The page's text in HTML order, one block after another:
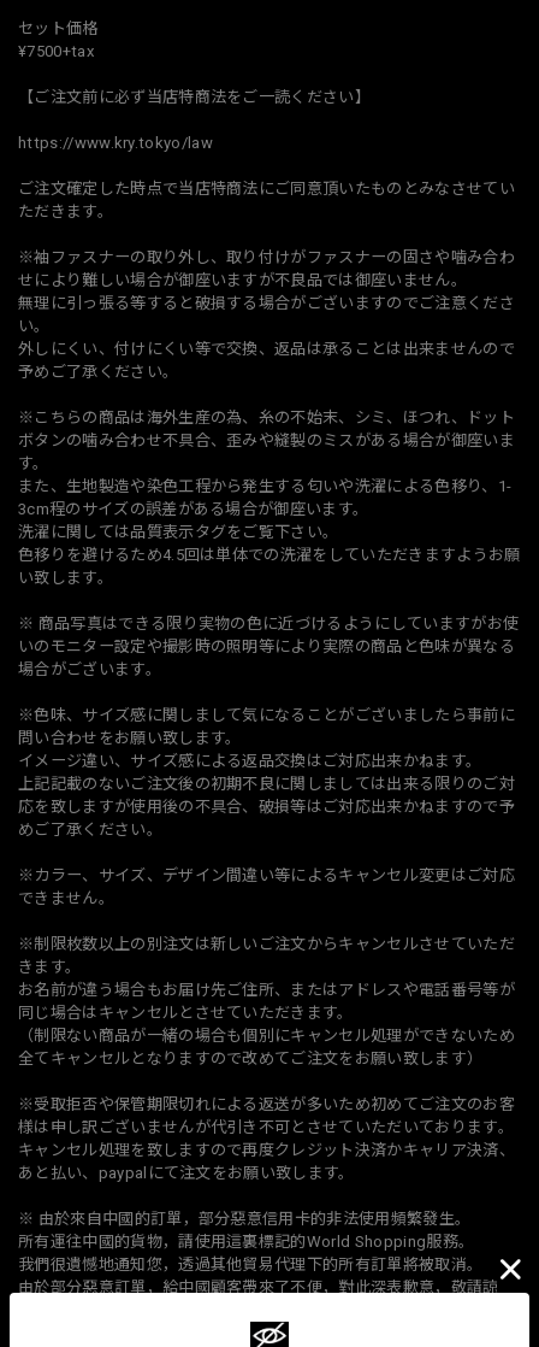
セット価格
¥7500+tax
【ご注文前に必ず当店特商法をご一読ください】
https://www.kry.tokyo/law
ご注文確定した時点で当店特商法にご同意頂いたものとみなさせてい
ただきます。
※袖ファスナーの取り外し、取り付けがファスナーの固さや噛み合わ
せにより難しい場合が御座いますが不良品では御座いません。
無理に引っ張る等すると破損する場合がございますのでご注意くださ
い。
外しにくい、付けにくい等で交換、返品は承ることは出来ませんので
予めご了承ください。
※こちらの商品は海外生産の為、糸の不始末、シミ、ほつれ、ドット
ボタンの噛み合わせ不具合、歪みや縫製のミスがある場合が御座いま
す。
また、生地製造や染色工程から発生する匂いや洗濯による色移り、1-
3cm程のサイズの誤差がある場合が御座います。
洗濯に関しては品質表示タグをご覧下さい。
色移りを避けるため4.5回は単体での洗濯をしていただきますようお願
い致します。
※ 商品写真はできる限り実物の色に近づけるようにしていますがお使
いのモニター設定や撮影時の照明等により実際の商品と色味が異なる
場合がございます。
※色味、サイズ感に関しまして気になることがございましたら事前に
問い合わせをお願い致します。
イメージ違い、サイズ感による返品交換はご対応出来かねます。
上記記載のないご注文後の初期不良に関しましては出来る限りのご対
応を致しますが使用後の不具合、破損等はご対応出来かねますので予
めご了承ください。
※カラー、サイズ、デザイン間違い等によるキャンセル変更はご対応
できません。
※制限枚数以上の別注文は新しいご注文からキャンセルさせていただ
きます。
お名前が違う場合もお届け先ご住所、またはアドレスや電話番号等が
同じ場合はキャンセルとさせていただきます。
（制限ない商品が一緒の場合も個別にキャンセル処理ができないため
全てキャンセルとなりますので改めてご注文をお願い致します）
※受取拒否や保管期限切れによる返送が多いため初めてご注文のお客
様は申し訳ございませんが代引き不可とさせていただいております。
キャンセル処理を致しますので再度クレジット決済かキャリア決済、
あと払い、paypalにて注文をお願い致します。
※ 由於來自中國的訂單，部分惡意信用卡的非法使用頻繁發生。
所有運往中國的貨物，請使用這裏標記的World Shopping服務。
我們很遺憾地通知您，透過其他貿易代理下的所有訂單將被取消。
由於部分惡意訂單，給中國顧客帶來了不便，對此深表歉意，敬請諒